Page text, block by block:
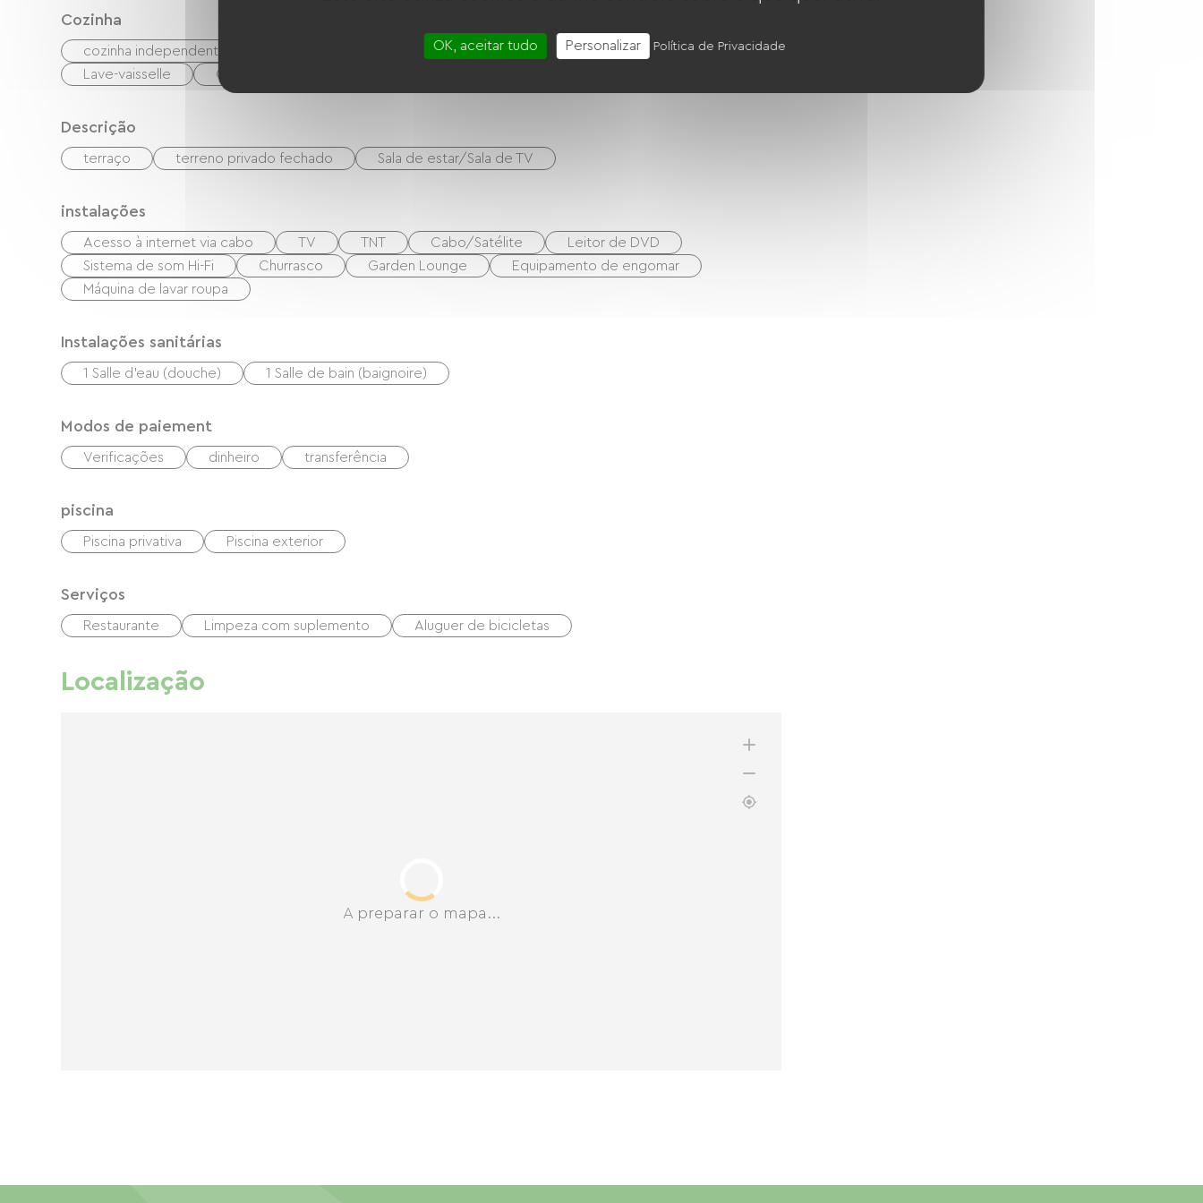
Cozinha
cozinha independente Micro-ondas Quatro
Refrigerador
Lave-vaisselle
Congélateur
Descrição
terraço terreno privado fechado Sala de estar/Sala de TV
instalações
Acesso à internet via cabo TV TNT Cabo/Satélite
Leitor de DVD
Sistema de som Hi-Fi
Churrasco Garden Lounge
Equipamento de engomar
Máquina de lavar roupa
Instalações sanitárias
1 Salle d'eau (douche) 1 Salle de bain (baignoire)
Modos de paiement
Verificações dinheiro transferência
piscina
Piscina privativa Piscina exterior
Serviços
Restaurante Limpeza com suplemento Aluguer de bicicletas
Localização
A preparar o mapa...
OK, aceitar tudo Personalizar Política de Privacidade